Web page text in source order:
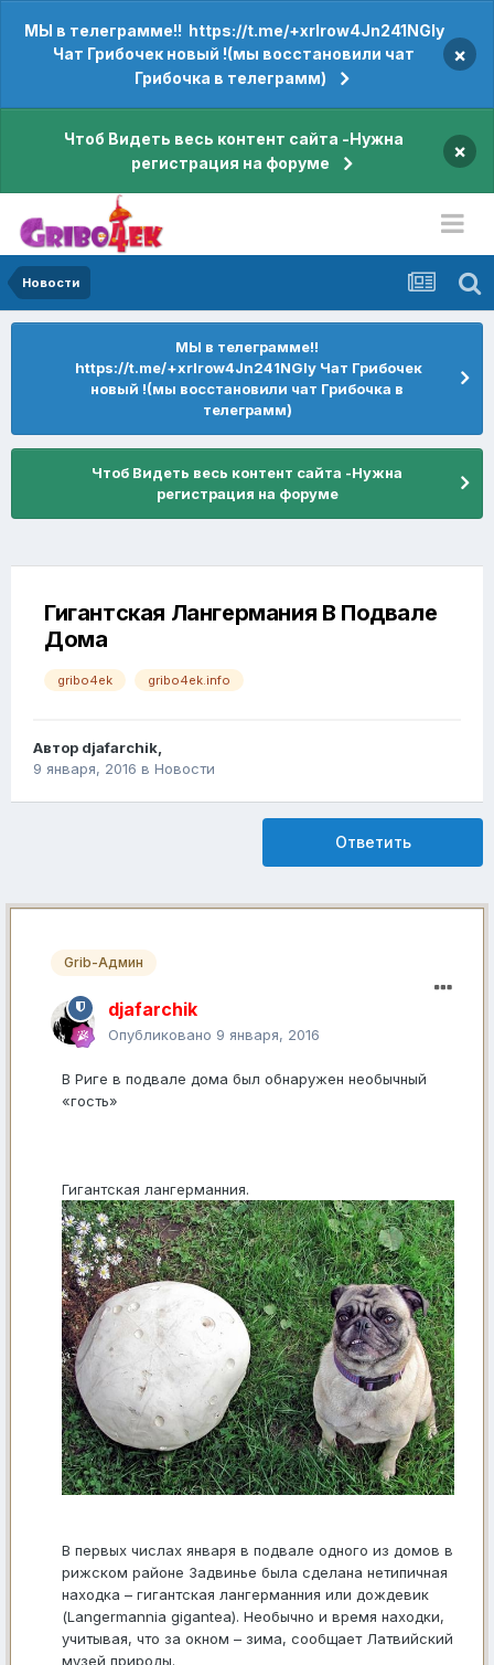
МЫ в телеграмме!! https://t.me/+xrIrow4Jn241NGIy
Чат Грибочек новый !(мы восстановили чат
Грибочка в телеграмм)
×
Чтоб Видеть весь контент сайта -Нужна
регистрация на форуме
×
Новости
МЫ в телеграмме!!
https://t.me/+xrIrow4Jn241NGIy Чат Грибочек
новый !(мы восстановили чат Грибочка в
телеграмм)
Чтоб Видеть весь контент сайта -Нужна
регистрация на форуме
Гигантская Лангермания В Подвале
Дома
gribo4ek gribo4ek.info
Автор djafarchik,
9 января, 2016 в Новости
Ответить
Grib-Админ
djafarchik
Опубликовано 9 января, 2016
В Риге в подвале дома был обнаружен необычный
«гость»
Гигантская лангерманния.
В первых числах января в подвале одного из домов в
рижском районе Задвинье была сделана нетипичная
находка – гигантская лангерманния или дождевик
(Langermannia gigantea). Необычно и время находки,
учитывая, что за окном – зима, сообщает Латвийский
музей природы.